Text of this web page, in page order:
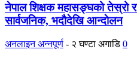
नेपाल शिक्षक महासङ्घको तेस्रो
सार्वजनिक, भदाैदेखि आन्दाेलन
अनलाइन अन्नपूर्ण - २ घण्टा अगाडि 0